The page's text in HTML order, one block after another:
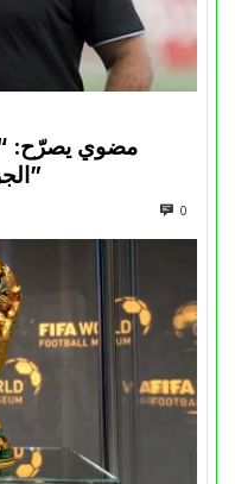
مضوي يصرّح:
الجزائرية في المسابقات القارية”
0